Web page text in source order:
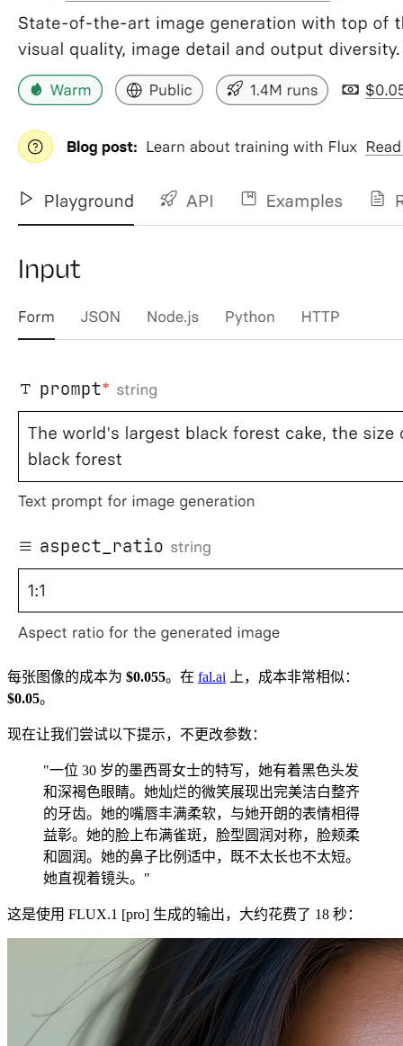
每张图像的成本为 $0.055。在 fal.ai 上，成本非常相似：
$0.05。
现在让我们尝试以下提示，不更改参数：
"一位 30 岁的墨西哥女士的特写，她有着黑色头发
和深褐色眼睛。她灿烂的微笑展现出完美洁白整齐
的牙齿。她的嘴唇丰满柔软，与她开朗的表情相得
益彰。她的脸上布满雀斑，脸型圆润对称，脸颊柔
和圆润。她的鼻子比例适中，既不太长也不太短。
她直视着镜头。"
这是使用 FLUX.1 [pro] 生成的输出，大约花费了 18 秒：